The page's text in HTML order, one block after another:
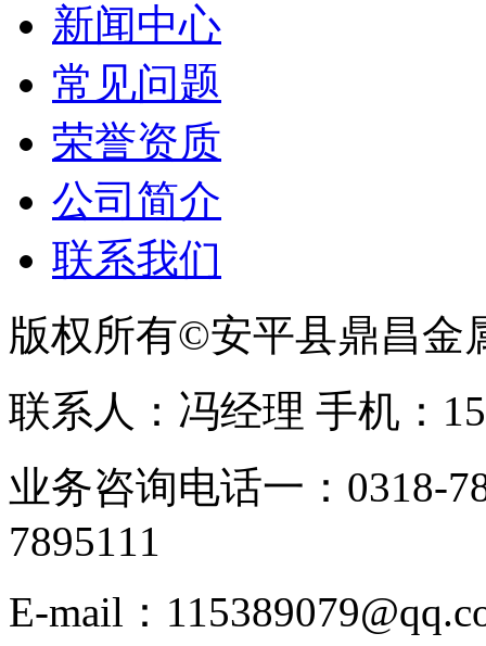
新闻中心
常见问题
荣誉资质
公司简介
联系我们
版权所有©安平县鼎昌金
联系人：冯经理 手机：
业务咨询电话一：0318-
7895111
E-mail：